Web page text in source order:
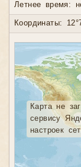
Летнее время:
Координаты:
Карта не
сервису
настроек